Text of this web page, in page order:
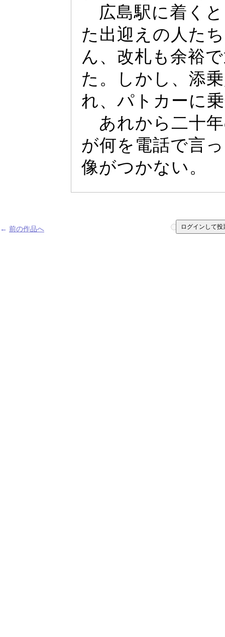
広島駅に着く
た出迎えの人た
ん、改札も余裕
た。しかし、添
れ、パトカーに
あれから二十
が何を電話で言っ
像がつかない。
← 前の作品へ 1 2 3
ログインして投